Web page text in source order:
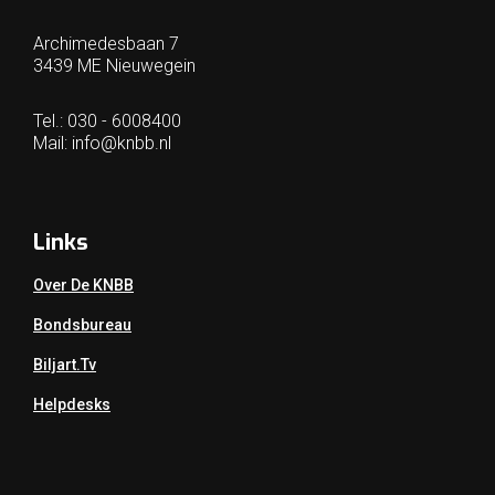
Archimedesbaan 7
3439 ME Nieuwegein
Tel.: 030 - 6008400
Mail: info@knbb.nl
Links
Over De KNBB
Bondsbureau
Biljart.tv
Helpdesks